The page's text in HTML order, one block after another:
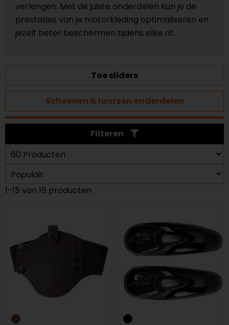
verlengen. Met de juiste onderdelen kun je de
prestaties van je motorkleding optimaliseren en
jezelf beter beschermen tijdens elke rit.
Toe sliders
Schoenen & laarzen onderdelen
Filteren
1-15 van 15 producten